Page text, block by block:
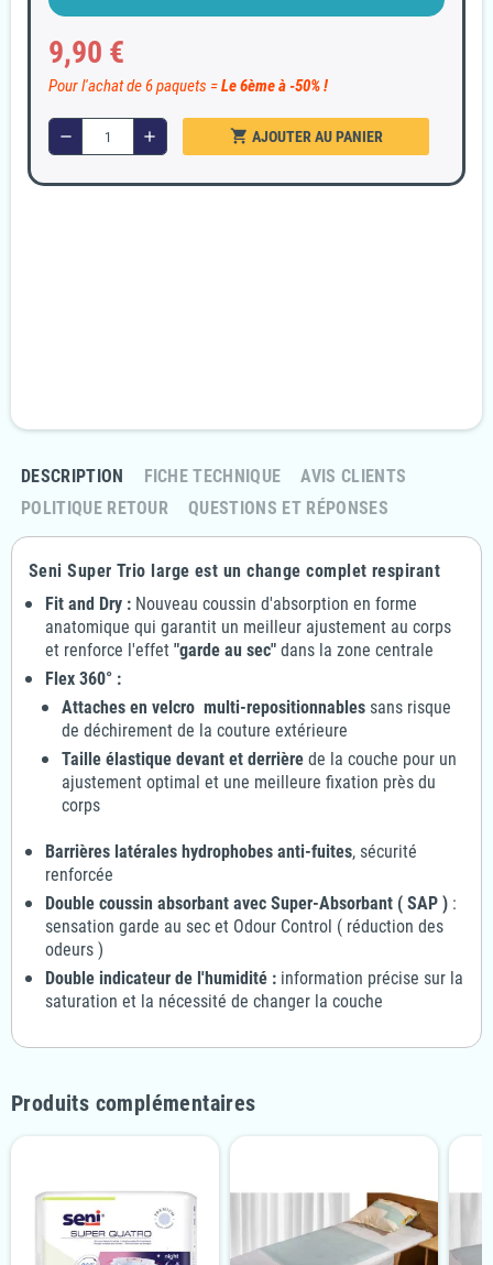
9,90 €
Pour l'achat de 6 paquets =Le 6ème à -50% !
remove add shopping_cart AJOUTER AU PANIER
DESCRIPTION FICHE TECHNIQUE
AVIS CLIENTS
POLITIQUE RETOUR
QUESTIONS ET RÉPONSES
Seni Super Trio large est un change complet respirant
Fit and Dry : Nouveau coussin d'absorption en forme
anatomique qui garantit un meilleur ajustement au corps
et renforce l'effet "garde au sec" dans la zone centrale
Flex 360° :
Attaches en velcro multi-repositionnables sans risque
de déchirement de la couture extérieure
Taille élastique devant et derrière de la couche pour un
ajustement optimal et une meilleure fixation près du
corps
Barrières latérales hydrophobes anti-fuites, sécurité
renforcée
Double coussin absorbant avec Super-Absorbant ( SAP ) :
sensation garde au sec et Odour Control ( réduction des
odeurs )
Double indicateur de l'humidité : information précise sur la
saturation et la nécessité de changer la couche
Produits complémentaires